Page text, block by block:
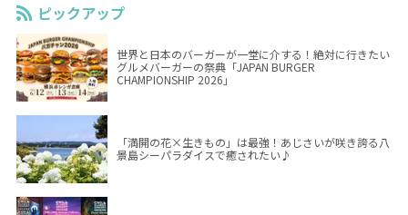
ピックアップ
世界と日本のバーガーが一堂に介する！絶対に行きたい
グルメバーガーの祭典「JAPAN BURGER
CHAMPIONSHIP 2026」
「満開の花×生きもの」は最強！あじさいが咲き誇る八
景島シーパラダイスで癒されたい♪